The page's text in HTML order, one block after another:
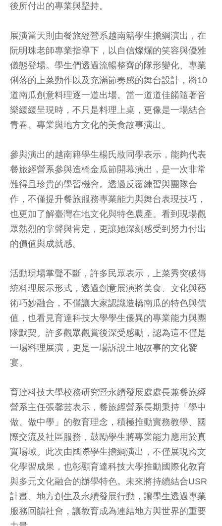
後所付出的專業與堅持。
展演當天則由餐旅經營系越南籍學生擔綱演出，在
阮明珠老師專業指導下，以自信燦爛的笑容與優雅
儀態登場。學生們透過流暢整齊的隊形變化、專業
俐落的上菜動作以及充滿節奏感的舞台設計，將10
道南瓜創意料理逐一道出場。當一道道佳餚隨著音
樂緩緩呈現時，不只是料理上桌，更像是一場結合
青春、專業與地方文化的美食故事演出。
參與演出的越南籍學生楊氏妝同學表示，能夠代表
餐旅經營系參與造橋金瓜節開幕演出，是一次非常
難得且珍貴的學習機會。透過反覆練習與團隊合
作，不僅提升餐旅服務專業能力與舞台表現技巧，
也更加了解臺灣在地文化與特色農產。看到現場觀
眾熱烈的掌聲與肯定，更讓她深刻感受到努力付出
的價值與成就感。
活動現場掌聲不斷，許多民眾表示，上菜秀突破傳
統料理展示形式，透過創意展演將美食、文化與藝
術巧妙融合，不僅讓大家認識造橋南瓜的特色與價
值，也看見育達科技大學學生優異的專業能力與團
隊默契。許多觀眾觀賞後深受感動，認為這不僅是
一場料理展演，更是一場訴說土地故事的文化饗
宴。
育達科技大學校務研究暨永續發展處處長兼餐旅經
營系主任張馨芸表示，餐旅經營系長期秉持「學中
做、做中學」的教育理念，積極推動實務教學、國
際交流及社區服務，鼓勵學生將專業能力應用於真
實場域。此次由國際學生擔綱演出，不僅展現跨文
化學習成果，也彰顯育達科技大學推動國際化教育
與多元文化融合的辦學特色。未來將持續結合USR
計畫、地方創生及永續發展行動，讓學生透過專業
服務回饋社會，讓教育成為連結地方與世界的重要